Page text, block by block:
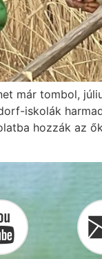
már tombol,
iskolák
hozzák az